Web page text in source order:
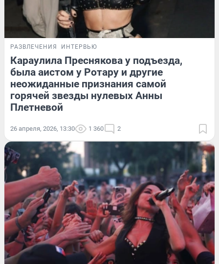
РАЗВЛЕЧЕНИЯ ИНТЕРВЬЮ
Караулила Преснякова у подъезда,
была аистом у Ротару и другие
неожиданные признания самой
горячей звезды нулевых Анны
Плетневой
26 апреля, 2026, 13:30 1 360 2